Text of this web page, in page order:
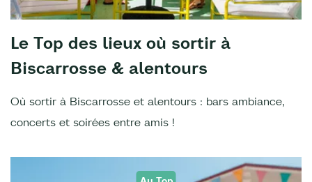
Le Top des lieux où sortir à
Biscarrosse & alentours
Où sortir à Biscarrosse et alentours : bars ambiance,
concerts et soirées entre amis !